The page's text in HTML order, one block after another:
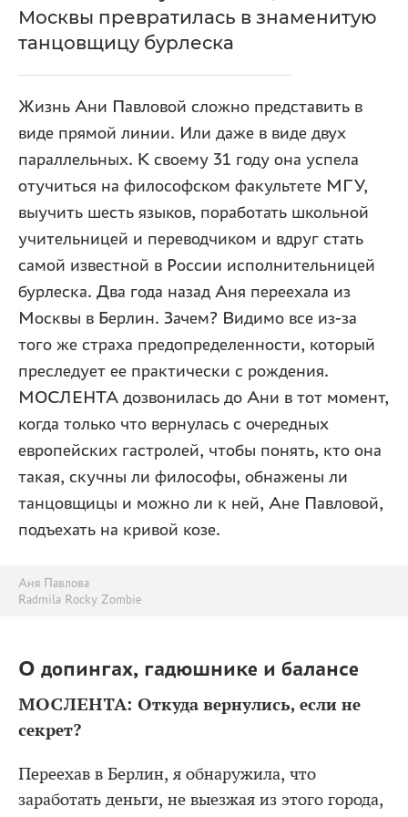
Москвы превратилась в знаменитую
танцовщицу бурлеска
Жизнь Ани Павловой сложно представить в
виде прямой линии. Или даже в виде двух
параллельных. К своему 31 году она успела
отучиться на философском факультете МГУ,
выучить шесть языков, поработать школьной
учительницей и переводчиком и вдруг стать
самой известной в России исполнительницей
бурлеска. Два года назад Аня переехала из
Москвы в Берлин. Зачем? Видимо все из-за
того же страха предопределенности, который
преследует ее практически с рождения.
МОСЛЕНТА дозвонилась до Ани в тот момент,
когда только что вернулась с очередных
европейских гастролей, чтобы понять, кто она
такая, скучны ли философы, обнажены ли
танцовщицы и можно ли к ней, Ане Павловой,
подъехать на кривой козе.
Аня Павлова
Radmila Rocky Zombie
О допингах, гадюшнике и балансе
МОСЛЕНТА: Откуда вернулись, если не
секрет?
Переехав в Берлин, я обнаружила, что
заработать деньги, не выезжая из этого города,